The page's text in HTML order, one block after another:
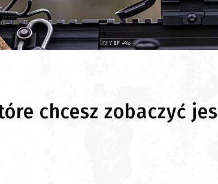
chcesz zobaczyć